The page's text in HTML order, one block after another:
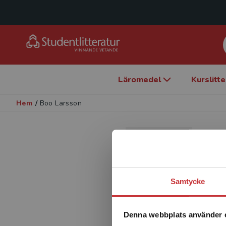
Samtycke
Denna webbplats använder
Läromedel
Hem / Boo Larsson